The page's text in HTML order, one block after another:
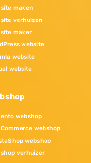
maken
verhuizen
maker
website
website
website
webshop
webshop
webshop
verhuizen